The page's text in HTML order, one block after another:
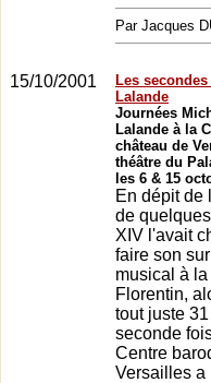
Par Jacques
15/10/2001
Les
Lalande
Journées
Lalande à la
château de
théâtre du
les 6 & 15
En dépit de
de
XIV l'avait
faire son
musical à
Florentin,
tout juste
seconde
Centre
Versailles a